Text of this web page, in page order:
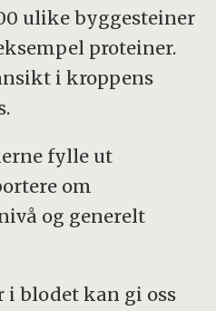
ulike byggesteiner
proteiner.
i kroppens
fylle ut
om
og generelt
i blodet kan gi oss